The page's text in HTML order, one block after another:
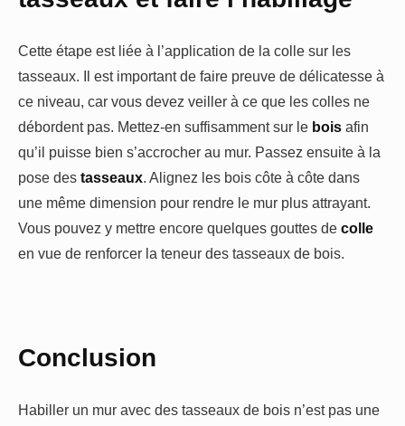
Cette étape est liée à l’application de la colle sur les
tasseaux. Il est important de faire preuve de délicatesse à
ce niveau, car vous devez veiller à ce que les colles ne
débordent pas. Mettez-en suffisamment sur le bois afin
qu’il puisse bien s’accrocher au mur. Passez ensuite à la
pose des tasseaux. Alignez les bois côte à côte dans
une même dimension pour rendre le mur plus attrayant.
Vous pouvez y mettre encore quelques gouttes de colle
en vue de renforcer la teneur des tasseaux de bois.
Conclusion
Habiller un mur avec des tasseaux de bois n’est pas une